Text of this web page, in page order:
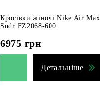
Кросівки жіночі Nike Air Max
Sndr FZ2068-600
6975 грн
Детальніше